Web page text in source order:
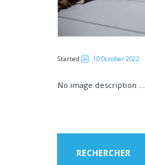
Started 10 October 2022
No image description ...